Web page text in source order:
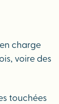
charge
voire des
touchées